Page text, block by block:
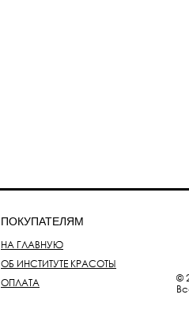
©
ПОКУПАТЕЛЯМ
НА ГЛАВНУЮ
ОБ ИНСТИТУТЕ КРАСОТЫ
ОПЛАТА